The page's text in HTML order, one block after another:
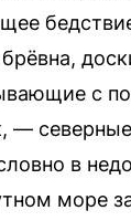
с
— северные
в
море